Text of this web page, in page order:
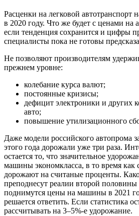
Расценки на легковой автотранспорт
в 2020 году. Что же будет с ценами на
если тенденция сохранится и цифры
специалисты пока не готовы
Не позволяют производителям
прежнем уровне:
колебание курса валют;
постоянные кризисы;
дефицит электроники и других
авто;
повышение утилизационного
Даже модели российского автопрома
этого года дорожали уже три раза.
остается то, что значительное
машины экономкласса, в то время как
дорожают на считаные проценты.
преподнесут реалии второй половины
поднимутся цены на машины в 2021
решается ответить. Если статистика
рассчитывать на 3–5%-е удорожание.